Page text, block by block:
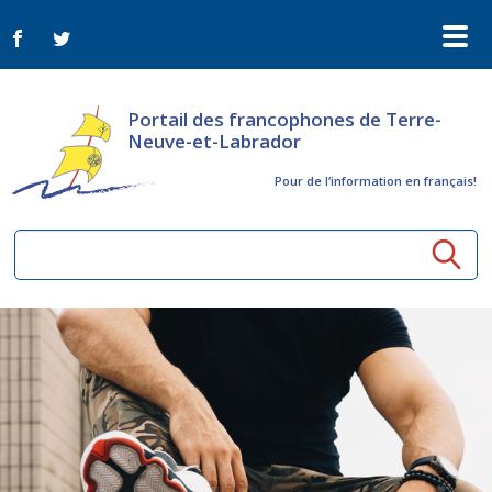
Portail des francophones de Terre-
Neuve-et-Labrador
Pour de l‘information en français!
Ressources communautaires
Aînés
Activités à distance
ConnectAînés
Arts et culture
Appels d'offres du secteur culturel
Plan de Développement Global
Organismes
Nouvelles
Bulletin Le FrancoTNL